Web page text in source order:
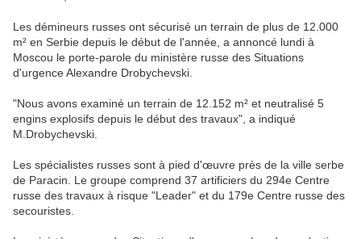
Les démineurs russes ont sécurisé un terrain de plus de 12.000
m² en Serbie depuis le début de l'année, a annoncé lundi à
Moscou le porte-parole du ministère russe des Situations
d'urgence Alexandre Drobychevski.
"Nous avons examiné un terrain de 12.152 m² et neutralisé 5
engins explosifs depuis le début des travaux", a indiqué
M.Drobychevski.
Les spécialistes russes sont à pied d'œuvre près de la ville serbe
de Paracin. Le groupe comprend 37 artificiers du 294e Centre
russe des travaux à risque "Leader" et du 179e Centre russe des
secouristes.